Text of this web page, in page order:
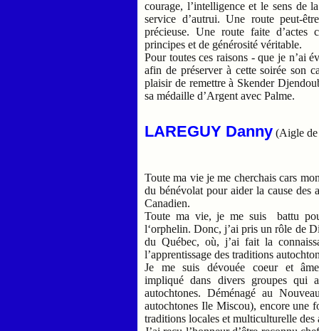
courage, l’intelligence et le sens de
service d’autrui. Une route peut-
précieuse. Une route faite d’actes
principes et de générosité véritable.
Pour toutes ces raisons - que je n’ai
afin de préserver à cette soirée son
plaisir de remettre à Skender
sa médaille d’Argent avec Palme.
LAREGUY Danny (Aigle de
Toute ma vie je me cherchais cars
du bénévolat pour aider la cause des
Canadien.
Toute ma vie, je me suis battu
l‘orphelin. Donc, j’ai pris un rôle de
du Québec, où, j’ai fait la
l’apprentissage des traditions
Je me suis dévouée coeur et
impliqué dans divers groupes qui
autochtones. Déménagé au
autochtones Ile Miscou), encore une
traditions locales et multiculturelle